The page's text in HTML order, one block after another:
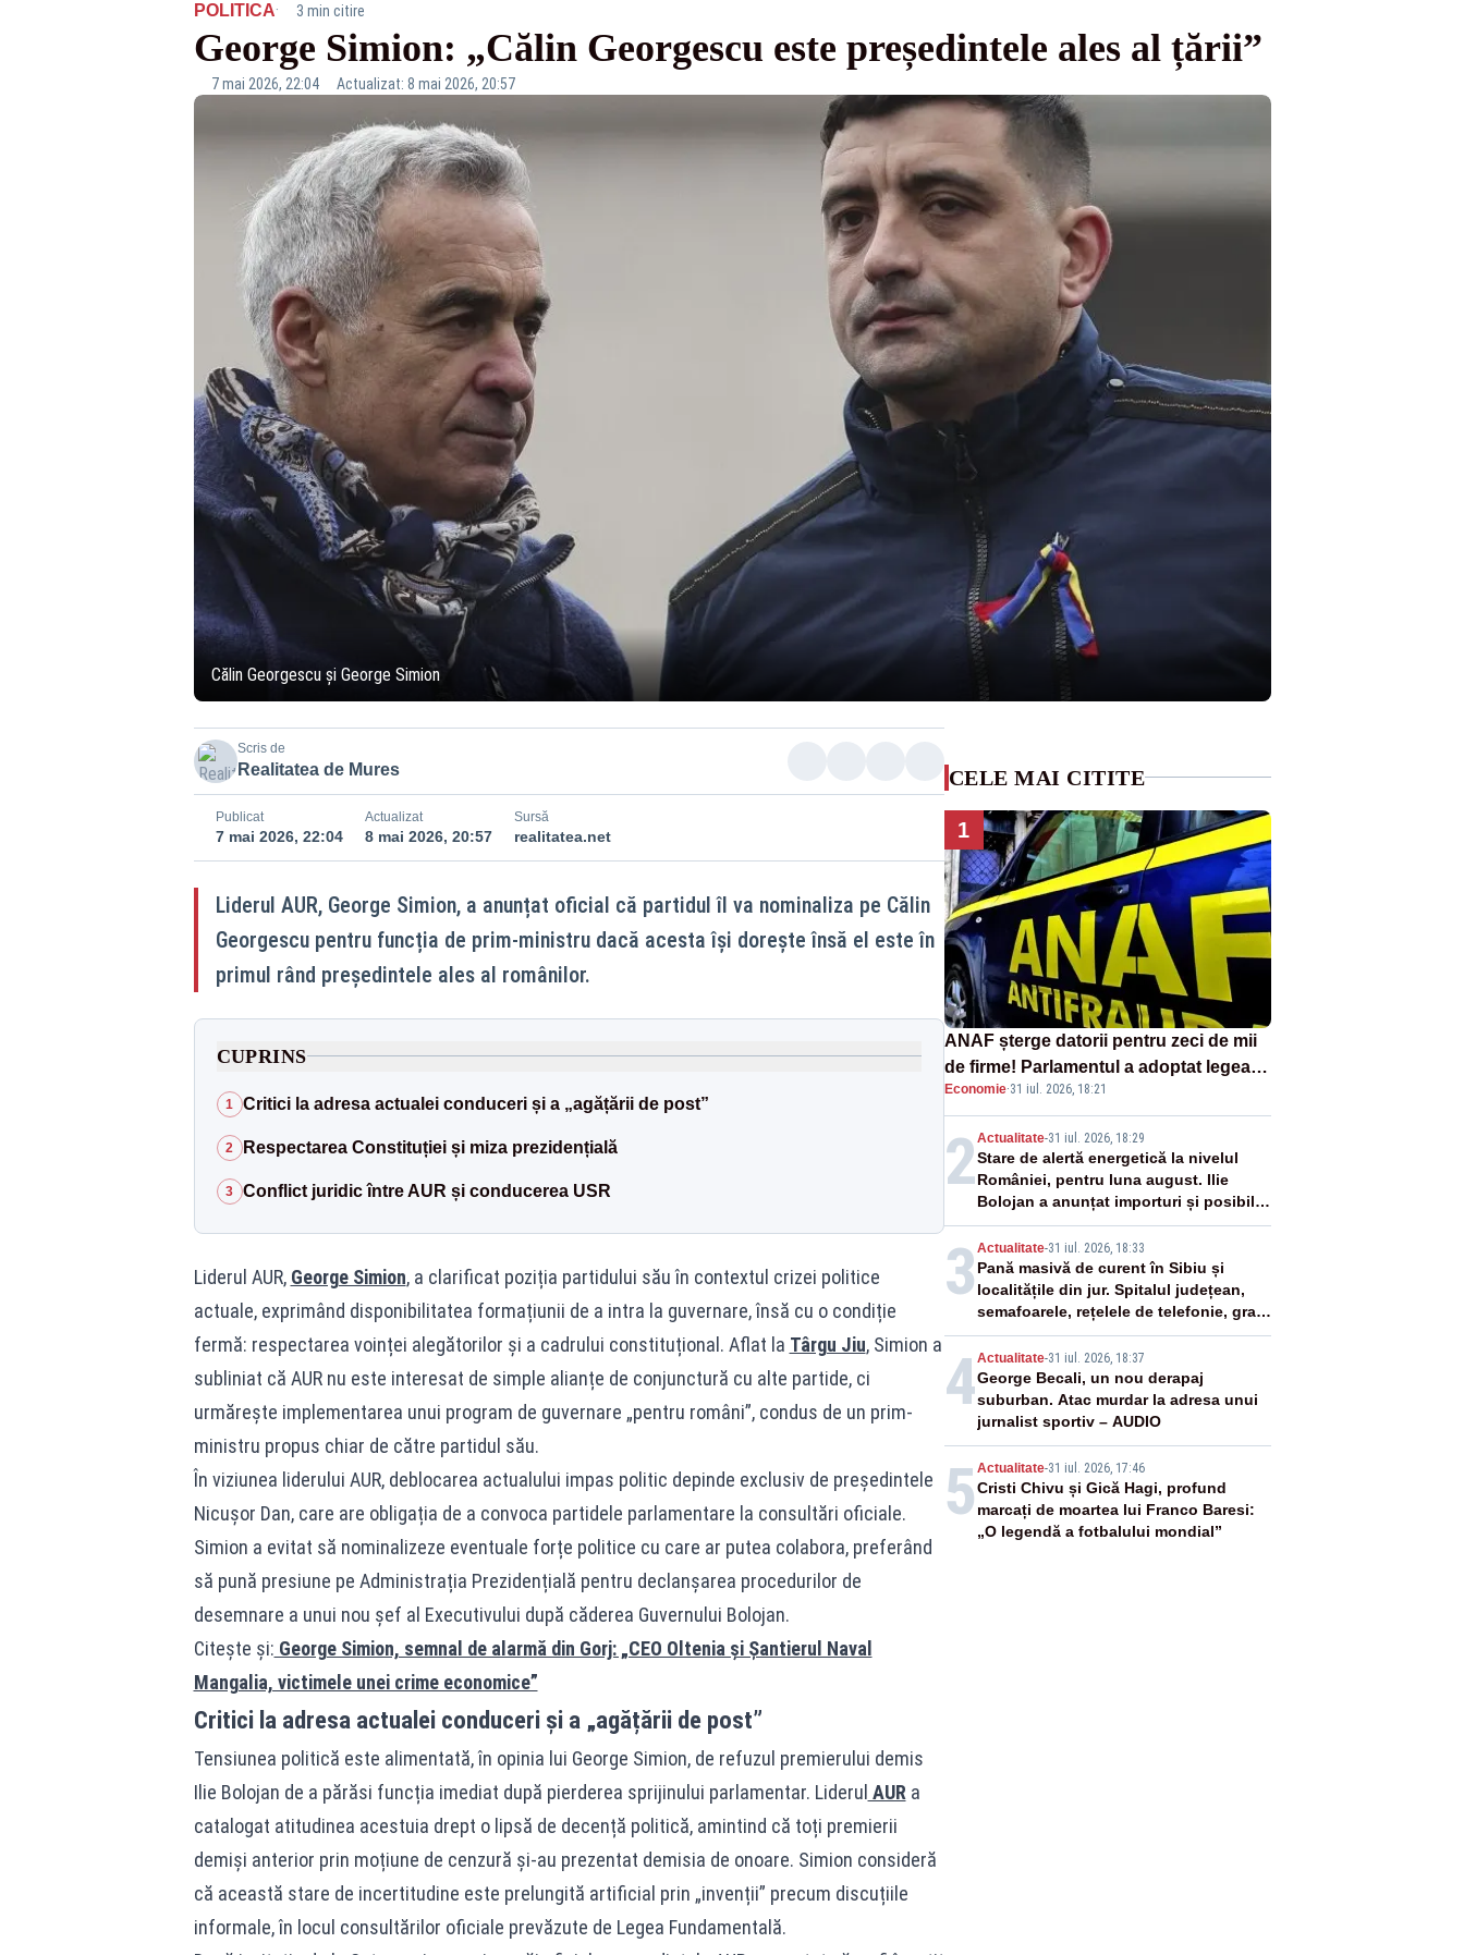
POLITICA· 3 min citire
George Simion: „Călin Georgescu este președintele ales al țării”
7 mai 2026, 22:04 Actualizat: 8 mai 2026, 20:57
Călin Georgescu și George Simion
Scris de
Realitatea de Mures
Publicat
7 mai 2026, 22:04
Actualizat
8 mai 2026, 20:57
Sursă
realitatea.net
Liderul AUR, George Simion, a anunțat oficial că partidul îl va nominaliza pe Călin
Georgescu pentru funcția de prim-ministru dacă acesta își dorește însă el este în
primul rând președintele ales al românilor.
CUPRINS
1 Critici la adresa actualei conduceri și a „agățării de post”
2 Respectarea Constituției și miza prezidențială
3 Conflict juridic între AUR și conducerea USR
Liderul AUR, George Simion, a clarificat poziția partidului său în contextul crizei politice
actuale, exprimând disponibilitatea formațiunii de a intra la guvernare, însă cu o condiție
fermă: respectarea voinței alegătorilor și a cadrului constituțional. Aflat la Târgu Jiu, Simion a
subliniat că AUR nu este interesat de simple alianțe de conjunctură cu alte partide, ci
urmărește implementarea unui program de guvernare „pentru români”, condus de un prim-
ministru propus chiar de către partidul său.
În viziunea liderului AUR, deblocarea actualului impas politic depinde exclusiv de președintele
Nicușor Dan, care are obligația de a convoca partidele parlamentare la consultări oficiale.
Simion a evitat să nominalizeze eventuale forțe politice cu care ar putea colabora, preferând
să pună presiune pe Administrația Prezidențială pentru declanșarea procedurilor de
desemnare a unui nou șef al Executivului după căderea Guvernului Bolojan.
Citește și: George Simion, semnal de alarmă din Gorj: „CEO Oltenia și Șantierul Naval
Mangalia, victimele unei crime economice”
Critici la adresa actualei conduceri și a „agățării de post”
Tensiunea politică este alimentată, în opinia lui George Simion, de refuzul premierului demis
Ilie Bolojan de a părăsi funcția imediat după pierderea sprijinului parlamentar. Liderul AUR a
catalogat atitudinea acestuia drept o lipsă de decență politică, amintind că toți premierii
demiși anterior prin moțiune de cenzură și-au prezentat demisia de onoare. Simion consideră
că această stare de incertitudine este prelungită artificial prin „invenții” precum discuțiile
informale, în locul consultărilor oficiale prevăzute de Legea Fundamentală.
CELE MAI CITITE
1
ANAF șterge datorii pentru zeci de mii
de firme! Parlamentul a adoptat legea
privind amnistia fiscală
Economie·31 iul. 2026, 18:21
2Actualitate-31 iul. 2026, 18:29
Stare de alertă energetică la nivelul
României, pentru luna august. Ilie
Bolojan a anunțat importuri și posibile
restricții – VIDEO
3 Actualitate-31 iul. 2026, 18:33
Pană masivă de curent în Sibiu și
localitățile din jur. Spitalul județean,
semafoarele, rețelele de telefonie, grav
afectate
4Actualitate-31 iul. 2026, 18:37
George Becali, un nou derapaj
suburban. Atac murdar la adresa unui
jurnalist sportiv – AUDIO
5 Actualitate-31 iul. 2026, 17:46
Cristi Chivu și Gică Hagi, profund
marcați de moartea lui Franco Baresi:
„O legendă a fotbalului mondial”